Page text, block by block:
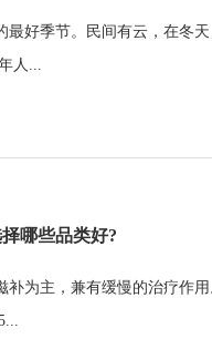
好季节。民间有云，在冬
人...
哪些品类好?
为主，兼有缓慢的治疗作